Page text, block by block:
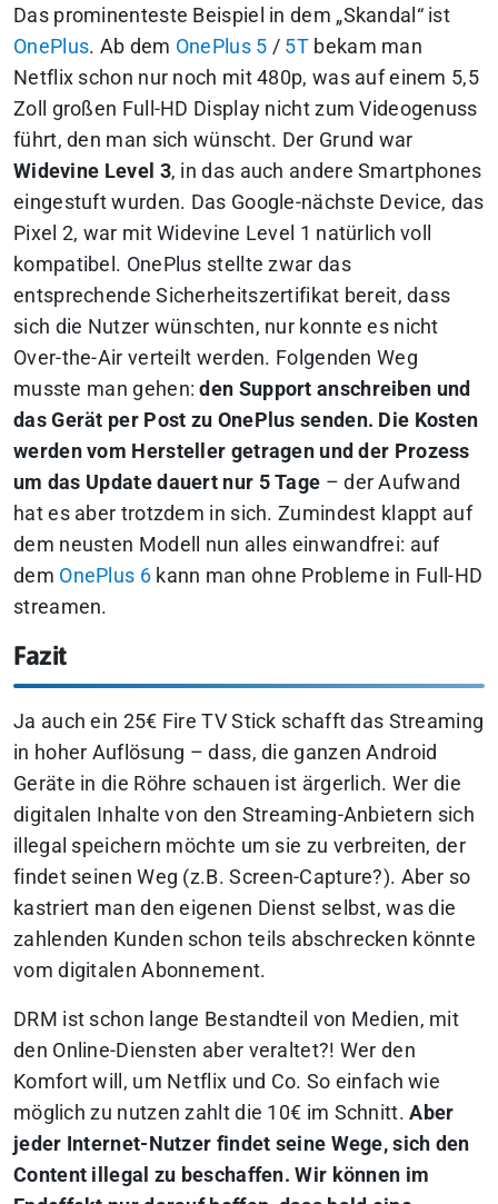
Das prominenteste Beispiel in dem „Skandal“ ist
OnePlus. Ab dem OnePlus 5 / 5T bekam man
Netflix schon nur noch mit 480p, was auf einem 5,5
Zoll großen Full-HD Display nicht zum Videogenuss
führt, den man sich wünscht. Der Grund war
Widevine Level 3, in das auch andere Smartphones
eingestuft wurden. Das Google-nächste Device, das
Pixel 2, war mit Widevine Level 1 natürlich voll
kompatibel. OnePlus stellte zwar das
entsprechende Sicherheitszertifikat bereit, dass
sich die Nutzer wünschten, nur konnte es nicht
Over-the-Air verteilt werden. Folgenden Weg
musste man gehen:den Support anschreiben und
das Gerät per Post zu OnePlus senden. Die Kosten
werden vom Hersteller getragen und der Prozess
um das Update dauert nur 5 Tage – der Aufwand
hat es aber trotzdem in sich. Zumindest klappt auf
dem neusten Modell nun alles einwandfrei: auf
dem OnePlus 6kann man ohne Probleme in Full-HD
streamen.
Fazit
Ja auch ein 25€ Fire TV Stick schafft das Streaming
in hoher Auflösung – dass, die ganzen Android
Geräte in die Röhre schauen ist ärgerlich. Wer die
digitalen Inhalte von den Streaming-Anbietern sich
illegal speichern möchte um sie zu verbreiten, der
findet seinen Weg (z.B. Screen-Capture?). Aber so
kastriert man den eigenen Dienst selbst, was die
zahlenden Kunden schon teils abschrecken könnte
vom digitalen Abonnement.
DRM ist schon lange Bestandteil von Medien, mit
den Online-Diensten aber veraltet?! Wer den
Komfort will, um Netflix und Co. So einfach wie
möglich zu nutzen zahlt die 10€ im Schnitt.Aber
jeder Internet-Nutzer findet seine Wege, sich den
Content illegal zu beschaffen. Wir können im